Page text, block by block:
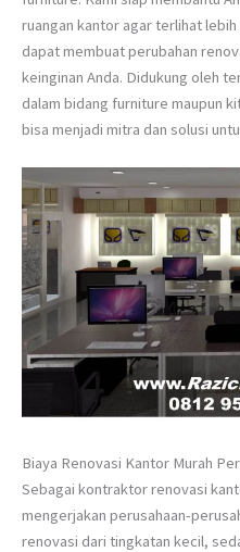
ruangan kantor agar terlihat
dapat membuat perubahan
keinginan Anda. Didukung oleh
dalam bidang furniture maupun
bisa menjadi mitra dan solusi
Biaya Renovasi Kantor Murah
Sebagai kontraktor renovasi
mengerjakan perusahaan-
renovasi dari tingkatan kecil,